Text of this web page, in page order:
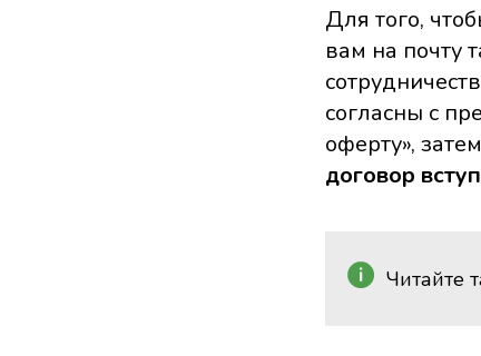
Для того,
вам на почту
согласны с
оферту»,
договор
Читайте